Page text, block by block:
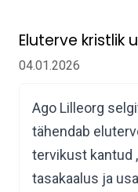
Eluterve kristlik
04.01.2026
Ago Lilleorg
tähendab
tervikust kantud
tasakaalus ja